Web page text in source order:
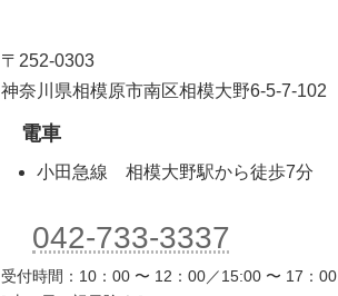
〒252-0303
神奈川県相模原市南区相模大野6-5-7-102
電車
小田急線 相模大野駅から徒歩7分
042-733-3337
受付時間：10：00 〜 12：00／15:00 〜 17：00